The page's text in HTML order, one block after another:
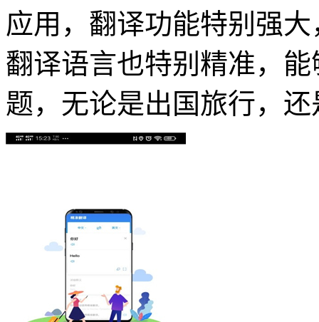
应用，翻译功能特别强
翻译语言也特别精准，
题，无论是出国旅行，